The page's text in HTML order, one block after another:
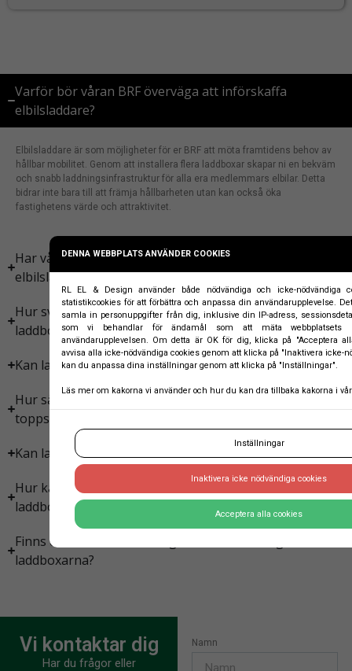
Varför bör våran BRF överväga att införskaffa
elbilsladdare?
Elbilsladdare är som möjligheter för er BRF att möta framtidens behov av
hållbar mobilitet. Genom att installera flera laddboxar skapar ni en bekväm
och snabb laddningsinfrastruktur för alla era medlemmars elbilar. Detta
bidrar inte bara till att främja hållbarheten utan kan också öka
fastighetens värde och attraktivitet.
Har vår BRF rätt till bidrag vid installtion av
elbilsladdare?
Hur svårt är det egentligen att installera flera
laddboxar för vår BRF?
Kan laddboxarna användas för flera bilar samtidigt?
Hur säkerställer vi att laddboxarna håller sig i
toppskick?
Kan laddboxarna användas utomhus?
Hur kan vi komma igång med att beställa flera
laddboxar för vår BRF?
Finns det olika betallösningar för användning av
laddboxarna?
Vi kontaktar dig
Har du frågor eller
Namn
DENNA WEBBPLATS ANVÄNDER COOKIES
RL EL & Design använder både nödvändiga och icke-nödvändiga
statistikcookies för att förbättra och anpassa din användarupplevelse.
samla in personuppgifter från dig, inklusive din IP-adress,
som vi behandlar för ändamål som att mäta webbplatsets
användarupplevelsen. Om detta är OK för dig, klicka på "Acceptera
avvisa alla icke-nödvändiga cookies genom att klicka på "Inaktivera icke-
kan du anpassa dina inställningar genom att klicka på "Inställningar".
Läs mer om kakorna vi använder och hur du kan dra tillbaka kakorna i
Inställningar
Inaktivera icke nödvändiga cookies
Acceptera alla cookies